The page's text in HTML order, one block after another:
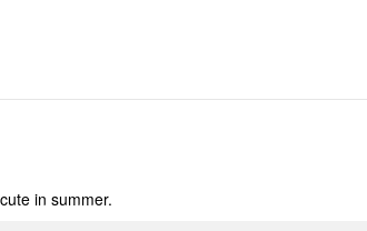
in summer.